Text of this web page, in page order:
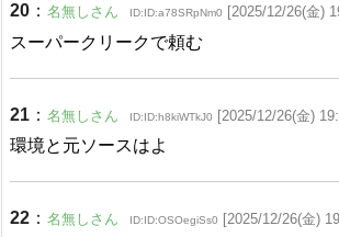
20 ： 名無しさん ID:ID:a78SRpNm0 [2025/12/26(金)
スーパークリークで頼む
21 ： 名無しさん ID:ID:h8kiWTkJ0 [2025/12/26(金)
環境と元ソースはよ
22 ： 名無しさん ID:ID:OSOegiSs0 [2025/12/26(金)